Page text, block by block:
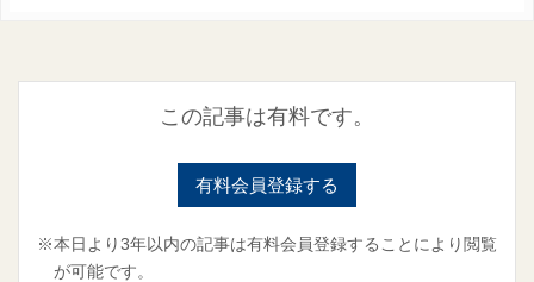
この記事は有料です。
有料会員登録する
※本日より3年以内の記事は有料会員登録することにより閲覧
が可能です。